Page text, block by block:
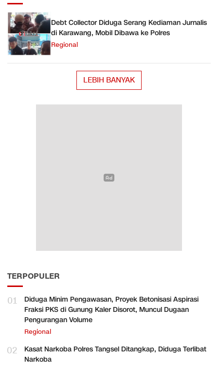
Debt Collector Diduga Serang Kediaman Jurnalis
di Karawang, Mobil Dibawa ke Polres
Regional
LEBIH BANYAK
TERPOPULER
01
Diduga Minim Pengawasan, Proyek Betonisasi Aspirasi
Fraksi PKS di Gunung Kaler Disorot, Muncul Dugaan
Pengurangan Volume
Regional
02
Kasat Narkoba Polres Tangsel Ditangkap, Diduga Terlibat
Narkoba